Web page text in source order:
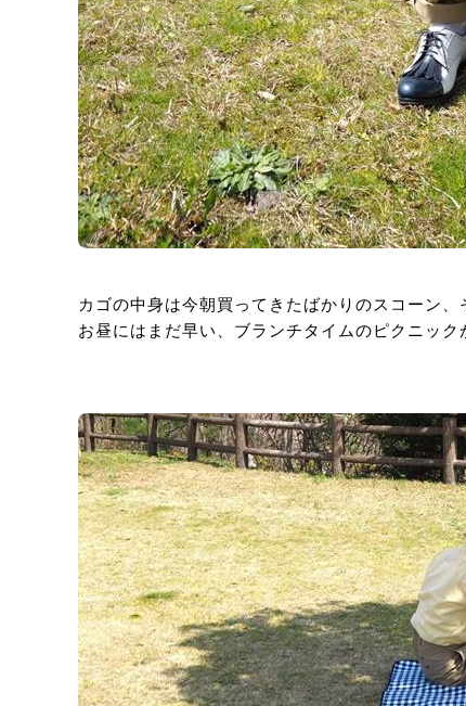
カゴの中身は今朝買ってきたばかりのスコーン、
お昼にはまだ早い、ブランチタイムのピクニック